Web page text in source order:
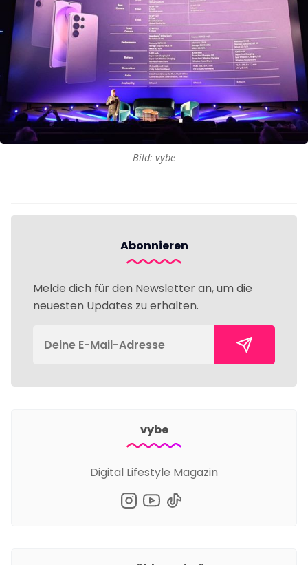
Bild: vybe
Abonnieren
Melde dich für den Newsletter an, um die
neuesten Updates zu erhalten.
vybe
Digital Lifestyle Magazin